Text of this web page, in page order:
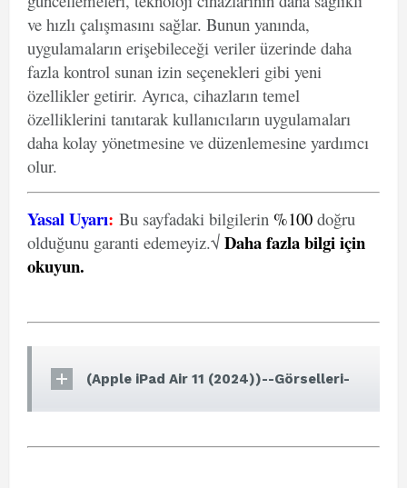
ve hızlı çalışmasını sağlar. Bunun yanında,
uygulamaların erişebileceği veriler üzerinde daha
fazla kontrol sunan izin seçenekleri gibi yeni
özellikler getirir. Ayrıca, cihazların temel
özelliklerini tanıtarak kullanıcıların uygulamaları
daha kolay yönetmesine ve düzenlemesine yardımcı
olur.
Yasal Uyarı: Bu sayfadaki bilgilerin %100 doğru
olduğunu garanti edemeyiz.√ Daha fazla bilgi için
okuyun.
(Apple iPad Air 11 (2024))--Görselleri-